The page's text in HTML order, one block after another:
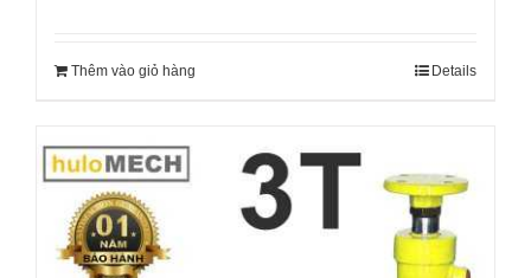
Thêm vào giỏ hàng Details